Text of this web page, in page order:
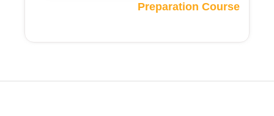
Preparation Course